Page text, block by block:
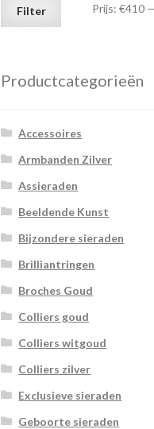
Filter Prijs: €410
Productcategorieën
Accessoires
Armbanden Zilver
Assieraden
Beeldende Kunst
Bijzondere sieraden
Brilliantringen
Broches Goud
Colliers goud
Colliers witgoud
Colliers zilver
Exclusieve sieraden
Geboorte sieraden